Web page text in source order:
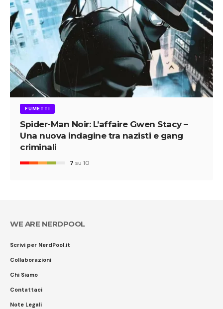
FUMETTI
Spider-Man Noir: L’affaire Gwen Stacy –
Una nuova indagine tra nazisti e gang
criminali
7 su 10
WE ARE NERDPOOL
Scrivi per NerdPool.it
Collaborazioni
Chi Siamo
Contattaci
Note Legali